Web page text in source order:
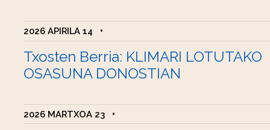
2026 APIRILA 14 •
Txosten Berria: KLIMARI LOTUTAKO
OSASUNA DONOSTIAN
2026 MARTXOA 23 •